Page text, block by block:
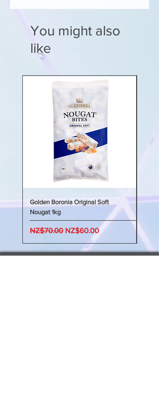
You might also
like
Golden Boronia Original Soft
Nougat 1kg
Regular Price
NZ$70.00 Sale Price
NZ$60.00